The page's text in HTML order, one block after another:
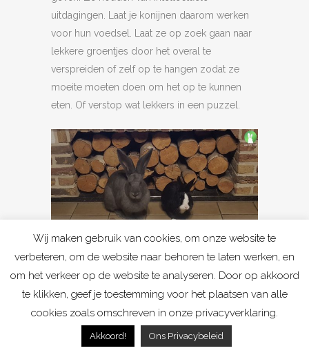
uitdagingen. Laat je konijnen daarom werken
voor hun voedsel. Laat ze op zoek gaan naar
lekkere groentjes door het overal te
verspreiden of zelf op te hangen zodat ze
moeite moeten doen om het op te kunnen
eten. Of verstop wat lekkers in een puzzel.
Houtsblok klaarleggen voor de mensen.
Wanneer jeHersenwerkaanbiedt aan jouw
konijnen, zullen ze niet meer uit verveling aan
jouw meubels knagen. Daarnaast is het ook
ideaal om de band te versterken met jou en
jouw konijnen. Je zal snel merken hoeveel
Wij maken gebruik van cookies, om onze website te
verbeteren, om de website naar behoren te laten werken, en
om het verkeer op de website te analyseren. Door op akkoord
te klikken, geef je toestemming voor het plaatsen van alle
cookies zoals omschreven in onze privacyverklaring.
Akkoord! Ons Privacybeleid